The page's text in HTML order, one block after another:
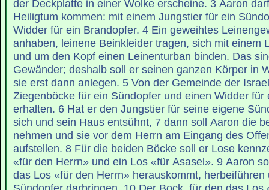
der Deckplatte in einer Wolke erscheine. 3 Aaron
Heiligtum kommen: mit einem Jungstier für ein
Widder für ein Brandopfer. 4 Ein geweihtes
anhaben, leinene Beinkleider tragen, sich mit einem
und um den Kopf einen Leinenturban binden. Das
Gewänder; deshalb soll er seinen ganzen Körper in
sie erst dann anlegen. 5 Von der Gemeinde der
Ziegenböcke für ein Sündopfer und einen Widder für
erhalten. 6 Hat er den Jungstier für seine eigene
sich und sein Haus entsühnt, 7 dann soll Aaron die
nehmen und sie vor dem Herrn am Eingang des
aufstellen. 8 Für die beiden Böcke soll er Lose
«für den Herrn» und ein Los «für Asasel». 9 Aaron
das Los «für den Herrn» herauskommt, herbeiführen